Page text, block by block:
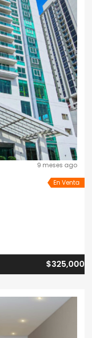
9 meses ago
En Venta
$325,000